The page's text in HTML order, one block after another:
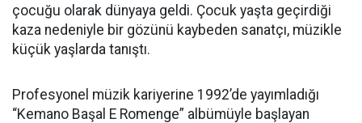
çocuğu olarak dünyaya geldi. Çocuk yaşta geçirdiği
kaza nedeniyle bir gözünü kaybeden sanatçı, müzikle
küçük yaşlarda tanıştı.
Profesyonel müzik kariyerine 1992’de yayımladığı
“Kemano Başal E Romenge” albümüyle başlayan